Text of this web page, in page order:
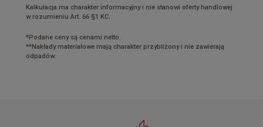
Kalkulacja ma charakter informacyjny i nie stanowi oferty handlowej
w rozumieniu Art. 66 §1 KC.
*Podane ceny są cenami netto.
**Nakłady materiałowe mają charakter przybliżony i nie zawierają
odpadów.